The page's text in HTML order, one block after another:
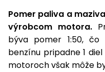
Fúriky
Rozmetadlá
a posypové
vozíky
autobatérií
Vykurovanie
Pomer paliva a
výrobcom motora.
býva pomer 1:50,
benzínu pripadne 1
motoroch však môže